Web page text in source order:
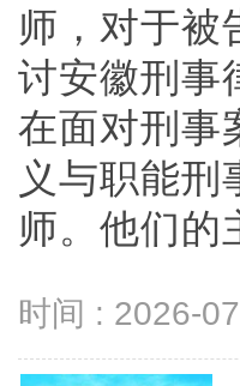
师，对于被
讨安徽刑事
在面对刑事
义与职能
师。他们的
时间 : 2026-